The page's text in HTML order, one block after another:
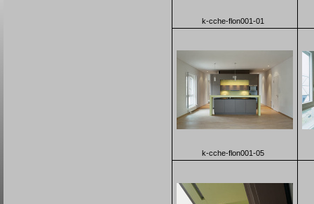
k-cche-flon001-01
k-cche-flon001-05